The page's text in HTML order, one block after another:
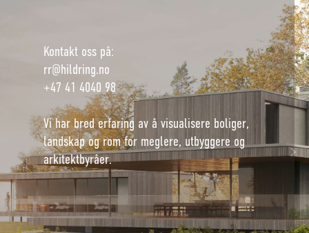
Kontakt oss på:
rr@hildring.no
+47 41 4040 98
Vi har bred erfaring av å visualisere boliger,
landskap og rom for meglere, utbyggere og
arkitektbyråer.